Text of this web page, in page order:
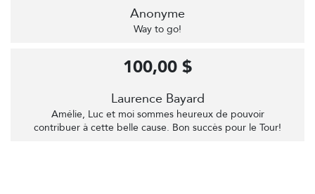
Anonyme
Way to go!
Laurence Bayard
Amélie, Luc et moi sommes heureux de pouvoir
contribuer à cette belle cause. Bon succès pour le Tour!
100,00 $